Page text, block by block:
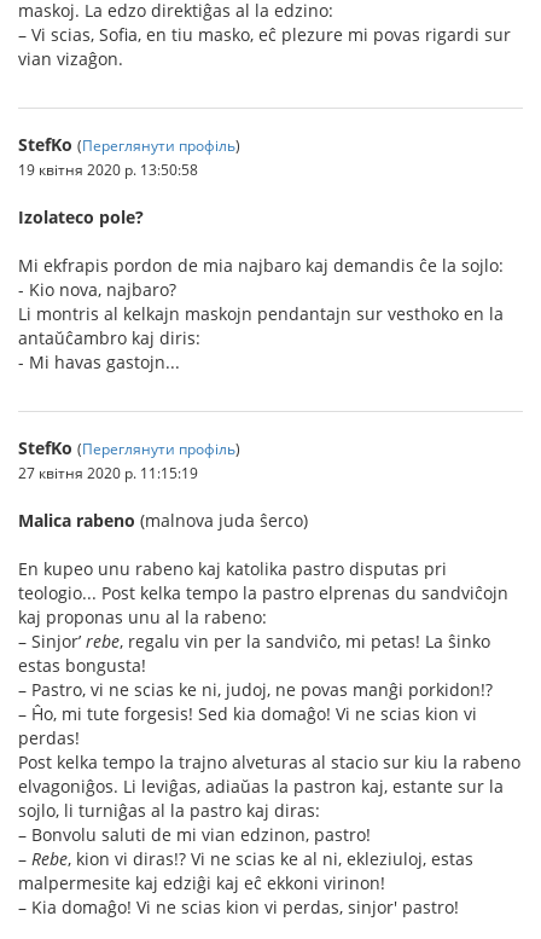
maskoj. La edzo direktiĝas al la edzino:
– Vi scias, Sofia, en tiu masko, eĉ plezure mi povas rigardi sur
vian vizaĝon.
StefKo (Переглянути профіль)
19 квітня 2020 р. 13:50:58
Izolateco pole?
Mi ekfrapis pordon de mia najbaro kaj demandis ĉe la sojlo:
- Kio nova, najbaro?
Li montris al kelkajn maskojn pendantajn sur vesthoko en la
antaŭĉambro kaj diris:
- Mi havas gastojn...
StefKo (Переглянути профіль)
27 квітня 2020 р. 11:15:19
Malica rabeno (malnova juda ŝerco)
En kupeo unu rabeno kaj katolika pastro disputas pri
teologio... Post kelka tempo la pastro elprenas du sandviĉojn
kaj proponas unu al la rabeno:
– Sinjor’ rebe, regalu vin per la sandviĉo, mi petas! La ŝinko
estas bongusta!
– Pastro, vi ne scias ke ni, judoj, ne povas manĝi porkidon!?
– Ĥo, mi tute forgesis! Sed kia domaĝo! Vi ne scias kion vi
perdas!
Post kelka tempo la trajno alveturas al stacio sur kiu la rabeno
elvagoniĝos. Li leviĝas, adiaŭas la pastron kaj, estante sur la
sojlo, li turniĝas al la pastro kaj diras:
– Bonvolu saluti de mi vian edzinon, pastro!
– Rebe, kion vi diras!? Vi ne scias ke al ni, ekleziuloj, estas
malpermesite kaj edziĝi kaj eĉ ekkoni virinon!
– Kia domaĝo! Vi ne scias kion vi perdas, sinjor' pastro!